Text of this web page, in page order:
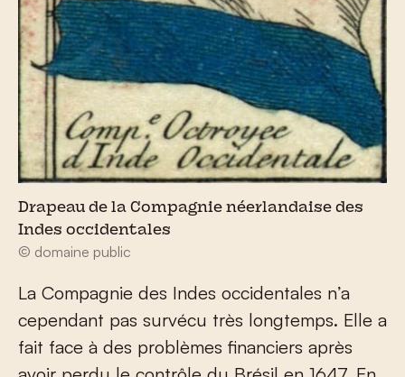
Drapeau de la Compagnie néerlandaise des
Indes occidentales
© domaine public
La Compagnie des Indes occidentales n’a
cependant pas survécu très longtemps. Elle a
fait face à des problèmes financiers après